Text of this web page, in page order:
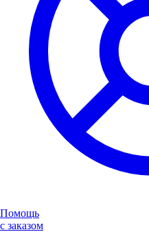
Помощь
с заказом